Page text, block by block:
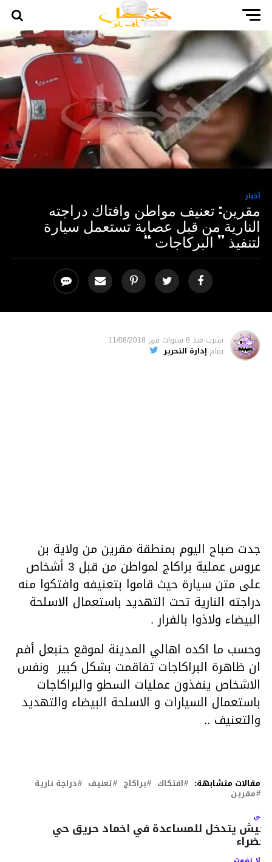
أخبار
مقرين: تعنيف مواطن وافتاك دراجته
النارية من قبل عصابة تستعمل سيارة
لتنفيذ ” البركاجات “
نشرت منذ 8 سنوات فى 11/08/2018
بقلم إدارة التحرير
جدت صباح اليوم بمنطقة مقرين من ولاية بن
عروس عملية براكاج لمواطن من قبل 3 أشخاص
على متن سيارة حيث قاموا بتعنيفه وافتكوا منه
دراجته النارية تحت التهديد باستعمال الاسلحة
البيضاء ولاذوا بالفرار .
وحسب ما اكده اهالي المدينة لموقع حنبعل أفم
ان ظاهرة البراكاجات تفاقمت بشكل كبير ونفس
الاشخاص ينفذون عمليات السطو والبراكاجات
باستعمال السيارات و الاسلحة البيضاء والتهديد
والتعنيف ..
مقالات متشابهة: افتكاك براكاج تعنيف دراجة نارية
مقرين
يتدخل للمساعدة في اخماد حريق حي